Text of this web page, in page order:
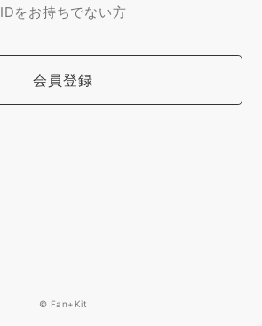
IDをお持ちでない方
会員登録
© Fan+Kit